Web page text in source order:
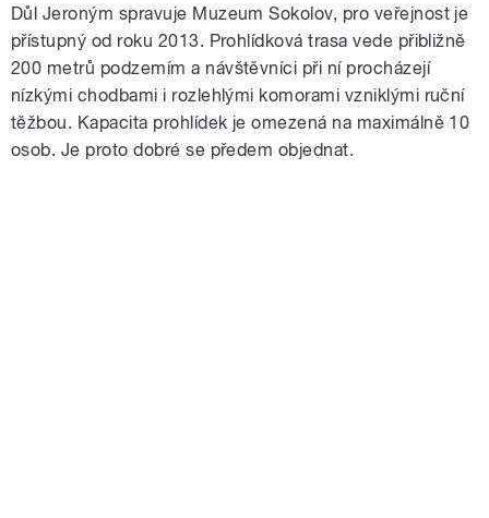
Důl Jeroným spravuje Muzeum Sokolov, pro veřejnost je
přístupný od roku 2013. Prohlídková trasa vede přibližně
200 metrů podzemím a návštěvníci při ní procházejí
nízkými chodbami i rozlehlými komorami vzniklými ruční
těžbou. Kapacita prohlídek je omezená na maximálně 10
osob. Je proto dobré se předem objednat.